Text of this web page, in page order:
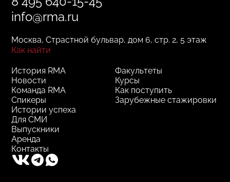
info@rma.ru
Москва, Страстной бульвар, дом 6, стр. 2, 5 этаж
Как найти
Факультеты
Курсы
Как поступить
Зарубежные стажировки
История RMA
Новости
Команда RMA
Спикеры
Истории успеха
Для СМИ
Выпускники
Аренда
Контакты